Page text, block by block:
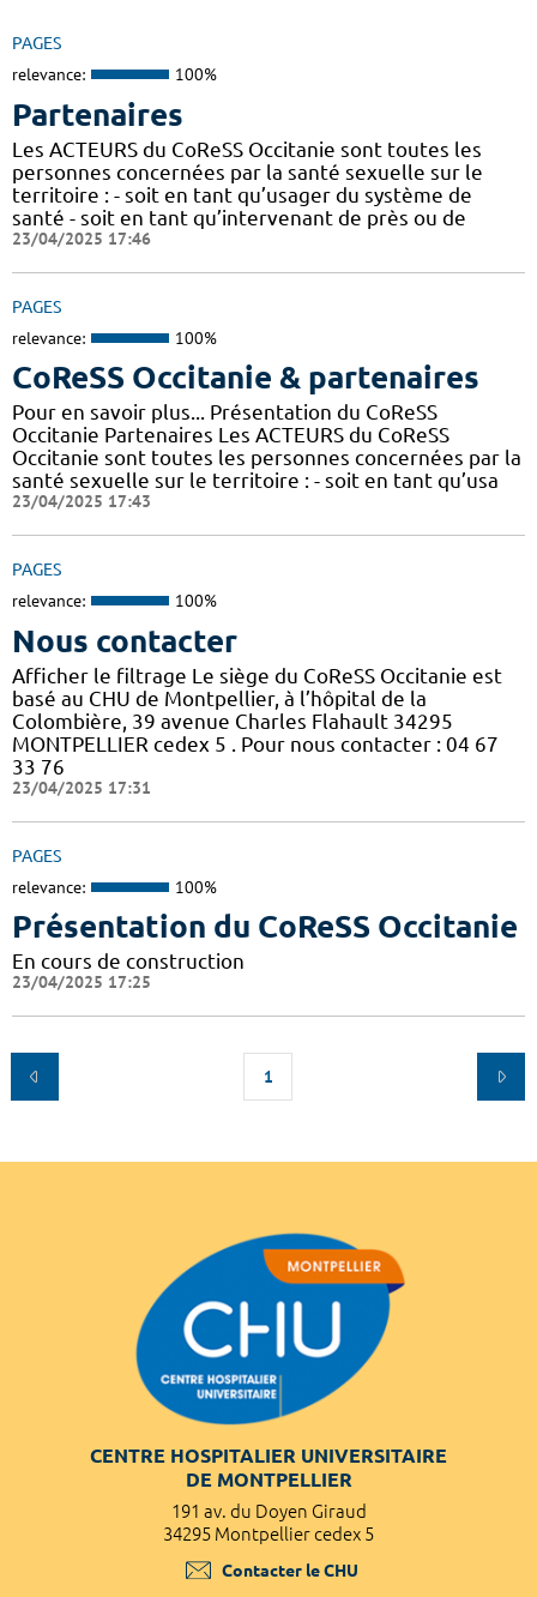
PAGES
relevance: 100%
Partenaires
Les ACTEURS du CoReSS Occitanie sont toutes les
personnes concernées par la santé sexuelle sur le
territoire : - soit en tant qu’usager du système de
santé - soit en tant qu’intervenant de près ou de
23/04/2025 17:46
PAGES
relevance: 100%
CoReSS Occitanie & partenaires
Pour en savoir plus... Présentation du CoReSS
Occitanie Partenaires Les ACTEURS du CoReSS
Occitanie sont toutes les personnes concernées par la
santé sexuelle sur le territoire : - soit en tant qu’usa
23/04/2025 17:43
PAGES
relevance: 100%
Nous contacter
Afficher le filtrage Le siège du CoReSS Occitanie est
basé au CHU de Montpellier, à l’hôpital de la
Colombière, 39 avenue Charles Flahault 34295
MONTPELLIER cedex 5 . Pour nous contacter : 04 67
33 76
23/04/2025 17:31
PAGES
relevance: 100%
Présentation du CoReSS Occitanie
En cours de construction
23/04/2025 17:25
1
CENTRE HOSPITALIER UNIVERSITAIRE
DE MONTPELLIER
191 av. du Doyen Giraud
34295 Montpellier cedex 5
Contacter le CHU